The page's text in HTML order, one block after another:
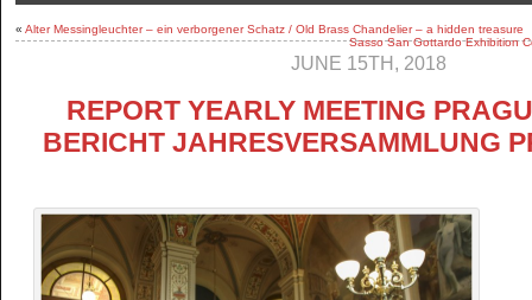
« Alter Messingleuchter – ein verborgener Schatz / Old Brass Chandelier – a hidden treasure
Sasso San Gottardo Exhibition
JUNE 15TH, 2018
REPORT YEARLY MEETING
BERICHT JAHRESVERSAMMLUNG